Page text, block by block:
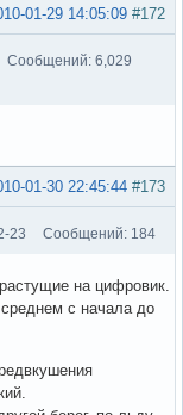
#172
01-29 14:05:09
Сообщений: 6,029
#173
01-30 22:45:44
23 Сообщений: 184
на цифровик.
среднем с начала до